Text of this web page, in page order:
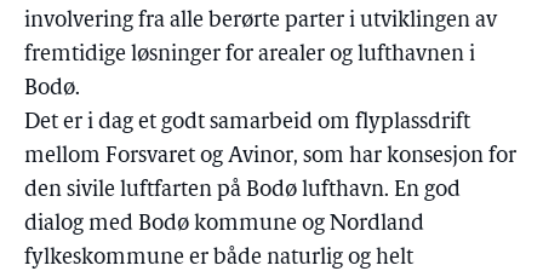
involvering fra alle berørte parter i utviklingen av
fremtidige løsninger for arealer og lufthavnen i
Bodø.
Det er i dag et godt samarbeid om flyplassdrift
mellom Forsvaret og Avinor, som har konsesjon for
den sivile luftfarten på Bodø lufthavn. En god
dialog med Bodø kommune og Nordland
fylkeskommune er både naturlig og helt